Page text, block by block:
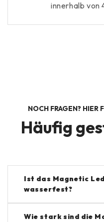
innerhalb von
NOCH FRAGEN? HIER
Häufig
Ist das Magnetic
wasserfest?
Ja, das Armband ist
Wie stark sind die